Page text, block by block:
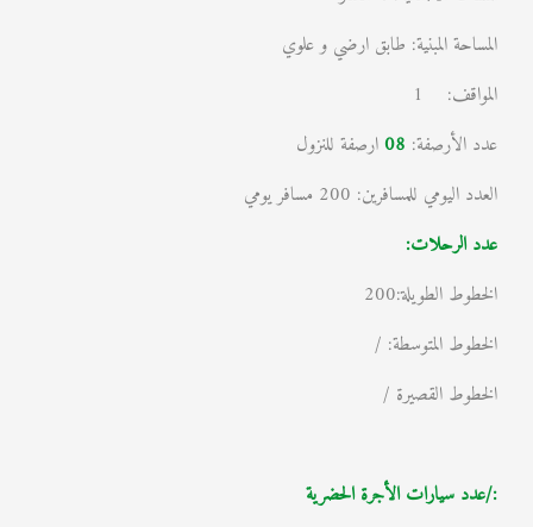
المساحة المبنية: طابق ارضي و علوي
المواقف: 1
عدد الأرصفة: 08ارصفة للنزول
العدد اليومي للمسافرين: 200 مسافر يومي
عدد الرحلات:
الخطوط الطويلة:200
الخطوط المتوسطة: /
الخطوط القصيرة /
:/عدد سيارات الأجرة الحضرية